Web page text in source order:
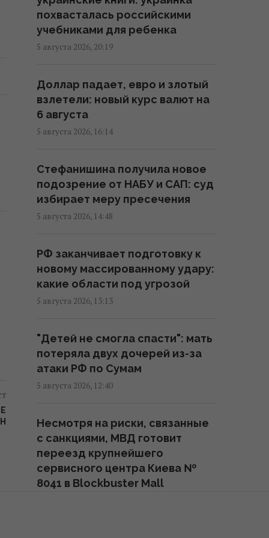
21:55 среда, 05 августа 2026
Сколько иностранцев воюют за
21:53 среда, 05 августа 2026
Зеленский допустил, что
была "уступчивой"
20:15 среда, 05 августа 2026
медведи": нардеп назвал
слабое место России
19:56 среда, 05 августа 2026
место Украины и не колеблется
им воспользоваться, – Sky News
19:16 среда, 05 августа 2026
Плана устойчивости на 22 млрд
грн, а государство – на 15,5
млрд: Кличко о заседании
СНБО
18:30 среда, 05 августа 2026
похвасталась российскими
учебниками для ребенка
5 августа 2026, 20:19
Доллар падает, евро и злотый
взлетели: новый курс валют на
6 августа
5 августа 2026, 16:14
Стефанишина получила новое
подозрение от НАБУ и САП: суд
избирает меру пресечения
5 августа 2026, 14:48
РФ заканчивает подготовку к
новому массированному удару:
какие области под угрозой
5 августа 2026, 13:13
"Детей не смогла спасти": мать
потеряла двух дочерей из-за
атаки РФ по Сумам
5 августа 2026, 12:40
Несмотря на риски, связанные
с санкциями, МВД готовит
переезд крупнейшего
сервисного центра Киева №
8041 в Blockbuster Mall